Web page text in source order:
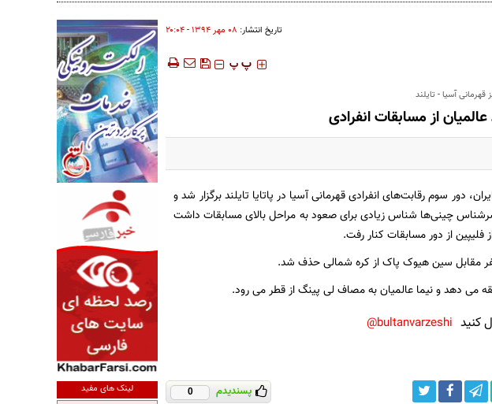
تاریخ انتشار: ۰۸ مهر ۱۳۹۴ - ۲۰:۰۴
‍‍‍ پ پ
آسیا - تایلند
از مسابقات انفرادی
دور سوم رقابت‌های انفرادی قهرمانی آسیا در پاتایا تایلند برگزار شد و
مالونگ چهره سرشناس چینی‌ها شناس زیادی برای صعود به مراحل بالای مسابقات داشت
می دهد و نیما عالمیان به مصاف لی پینگ از قطر می رود.
کنید bultanvarzeshi@
پسندیدم 0 لینک های مفید